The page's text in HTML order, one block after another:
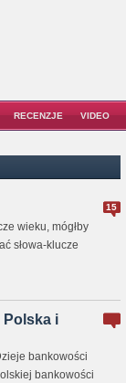
RECENZJE VIDEO
15
wieku, mógłby
słowa-klucze
Polska i
bankowości
bankowości